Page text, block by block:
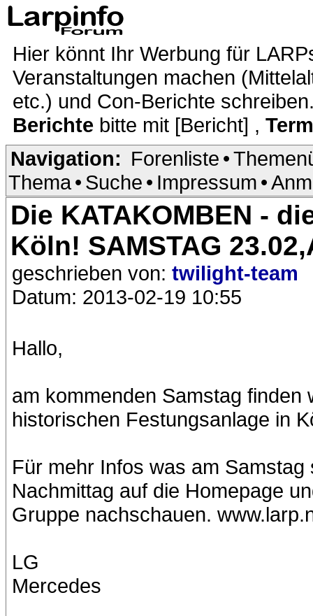
Hier könnt Ihr Werbung für
Veranstaltungen machen
etc.) und Con-Berichte
Berichte bitte mit [Bericht] ,
Navigation: Forenliste •
Thema• Suche • Impressum •
Die KATAKOMBEN -
Köln! SAMSTAG
geschrieben von: twilight-team
Datum: 2013-02-19 10:55
Hallo,
am kommenden Samstag
historischen Festungsanlage in
Für mehr Infos was am
Nachmittag auf die Homepage
Gruppe nachschauen.
LG
Mercedes